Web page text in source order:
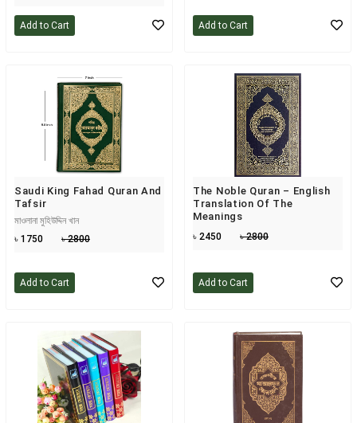
Add to Cart Add to Cart
Saudi King Fahad Quran And
Tafsir
মাওলানা মুহিউদ্দিন খান
৳ 1750
৳ 2800
Add to Cart
The Noble Quran – English
Translation Of The
Meanings
৳ 2450 ৳ 2800
Add to Cart